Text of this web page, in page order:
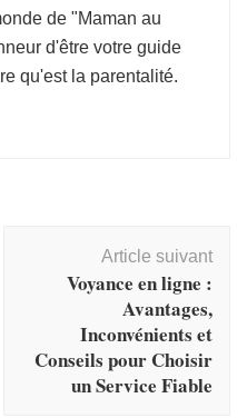
de "Maman au
d'être votre guide
qu'est la parentalité.
Article suivant
Voyance en ligne :
Avantages,
Inconvénients et
Conseils pour Choisir
un Service Fiable